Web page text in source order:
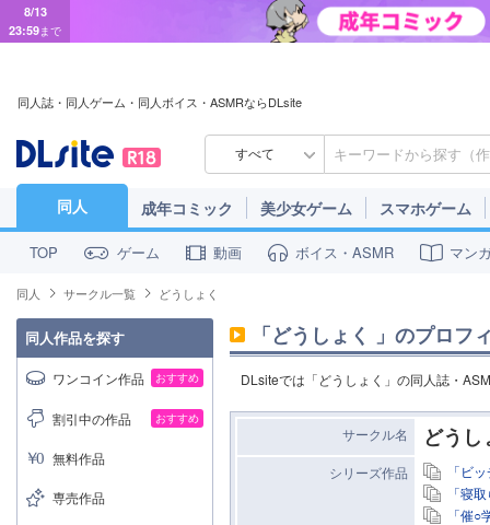
8/13
23:59まで
同人誌・同人ゲーム・同人ボイス・ASMRならDLsite
すべて
同人 成年コミック 美少女ゲーム スマホゲーム
TOP ゲーム 動画 ボイス・ASMR マン
同人 サークル一覧 どうしょく
「どうしょく 」のプロフ
DLsiteでは「どうしょく」の同人誌・
サークル名 どうし
シリーズ作品
「ビ
「寝
「催
同人作品を探す
ワンコイン作品 おすすめ
割引中の作品 おすすめ
無料作品
専売作品